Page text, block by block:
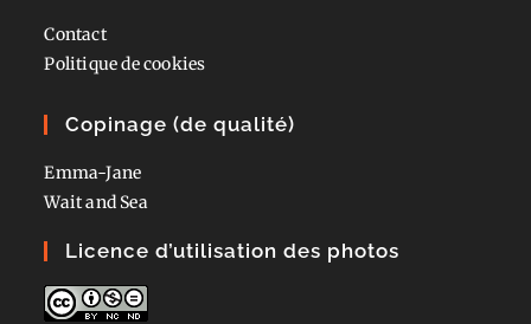
Contact
Politique de cookies
Copinage (de qualité)
Emma-Jane
Wait and Sea
Licence d’utilisation des photos